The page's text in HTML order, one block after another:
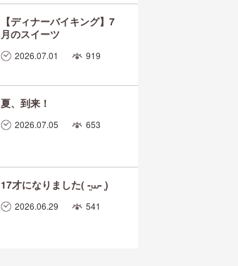
【ディナーバイキング】7
月のスイーツ
2026.07.01 919
夏、到来！
2026.07.05 653
17才になりました( ܸ-⩊- ܸ)
2026.06.29 541